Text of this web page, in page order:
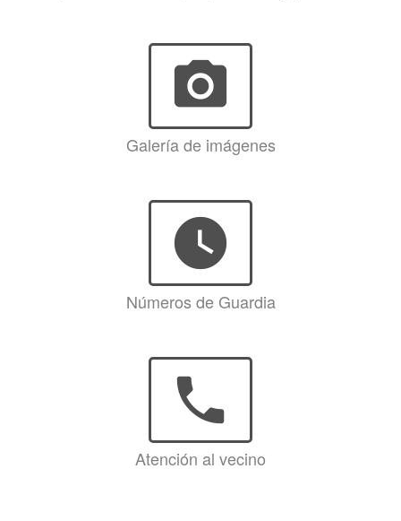
photo_camera
Galería de imágenes
watch_later
Números de Guardia
phone
Atención al vecino